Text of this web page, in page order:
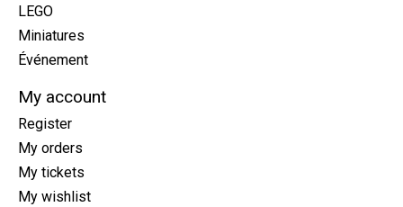
LEGO
Miniatures
Événement
My account
Register
My orders
My tickets
My wishlist